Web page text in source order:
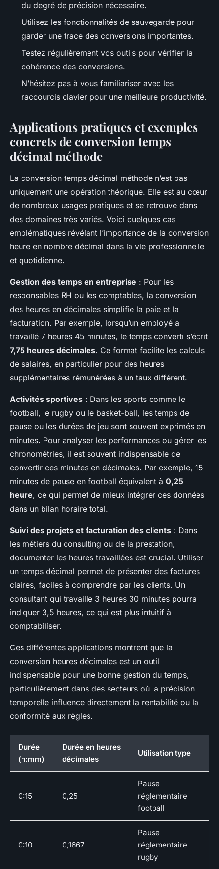
du degré de précision nécessaire.
Utilisez les fonctionnalités de sauvegarde pour
garder une trace des conversions importantes.
Testez régulièrement vos outils pour vérifier la
cohérence des conversions.
N’hésitez pas à vous familiariser avec les
raccourcis clavier pour une meilleure productivité.
Applications pratiques et exemples
concrets de conversion temps
décimal méthode
La conversion temps décimal méthode n’est pas
uniquement une opération théorique. Elle est au cœur
de nombreux usages pratiques et se retrouve dans
des domaines très variés. Voici quelques cas
emblématiques révélant l’importance de la conversion
heure en nombre décimal dans la vie professionnelle
et quotidienne.
Gestion des temps en entreprise : Pour les
responsables RH ou les comptables, la conversion
des heures en décimales simplifie la paie et la
facturation. Par exemple, lorsqu’un employé a
travaillé 7 heures 45 minutes, le temps converti s’écrit
7,75 heures décimales. Ce format facilite les calculs
de salaires, en particulier pour des heures
supplémentaires rémunérées à un taux différent.
Activités sportives : Dans les sports comme le
football, le rugby ou le basket-ball, les temps de
pause ou les durées de jeu sont souvent exprimés en
minutes. Pour analyser les performances ou gérer les
chronométries, il est souvent indispensable de
convertir ces minutes en décimales. Par exemple, 15
minutes de pause en football équivalent à 0,25
heure, ce qui permet de mieux intégrer ces données
dans un bilan horaire total.
Suivi des projets et facturation des clients : Dans
les métiers du consulting ou de la prestation,
documenter les heures travaillées est crucial. Utiliser
un temps décimal permet de présenter des factures
claires, faciles à comprendre par les clients. Un
consultant qui travaille 3 heures 30 minutes pourra
indiquer 3,5 heures, ce qui est plus intuitif à
comptabiliser.
Ces différentes applications montrent que la
conversion heures décimales est un outil
indispensable pour une bonne gestion du temps,
particulièrement dans des secteurs où la précision
temporelle influence directement la rentabilité ou la
conformité aux règles.
Durée
(h:mm)
Durée en heures
décimales
Utilisation type
0:15 0,25
Pause
réglementaire
football
0:10 0,1667
Pause
réglementaire
rugby